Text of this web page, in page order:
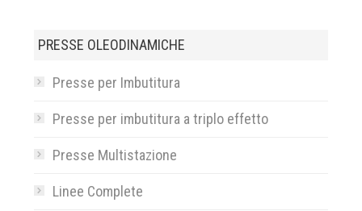
PRESSE OLEODINAMICHE
Presse per Imbutitura
Presse per imbutitura a triplo effetto
Presse Multistazione
Linee Complete